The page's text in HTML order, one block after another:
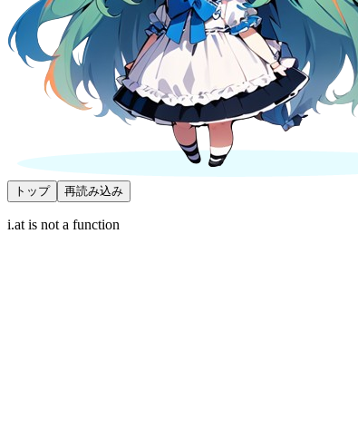
トップ 再読み込み
i.at is not a function